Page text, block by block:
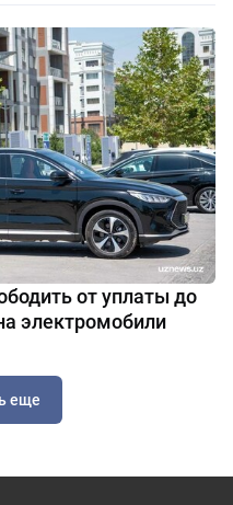
от уплаты до
электромобили
еще